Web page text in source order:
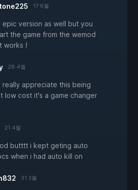
17 6월
epic version as well but you
the game from the wemod
works !
28 4월
really appreciate this being
low cost it's a game changer
21 4월
butttt i kept geting auto
when i had auto kill on
31 3월